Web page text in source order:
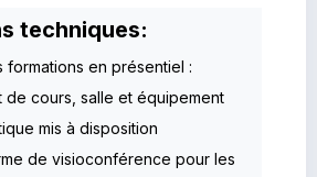
techniques:
formations en présentiel :
de cours, salle et équipement
mis à disposition
de visioconférence pour les